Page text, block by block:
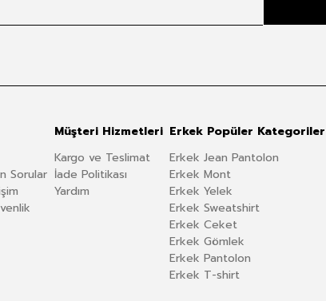
Sorular
Müşteri Hizmetleri
Kargo ve Teslimat
İade Politikası
Yardım
Erkek Popüler Kategoriler
Erkek Jean Pantolon
Erkek Mont
Erkek Yelek
Erkek Sweatshirt
Erkek Ceket
Erkek Gömlek
Erkek Pantolon
Erkek T-shirt